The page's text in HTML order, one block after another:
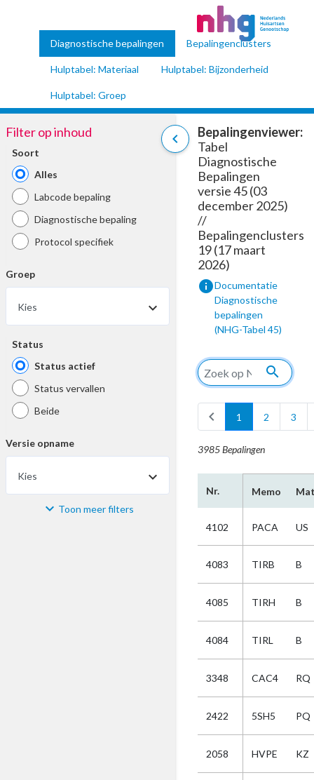
Diagnostische bepalingen Bepalingenclusters
Hulptabel: Materiaal Hulptabel: Bijzonderheid
Hulptabel: Groep
chevron_left
Filter op inhoud
Soort
Alles
Labcode bepaling
Diagnostische bepaling
Protocol specifiek
Groep
Kies
Status
Status actief
Status vervallen
Beide
Versie opname
Kies
Materiaal Toon meer filters
Bepalingenviewer:
Tabel
Diagnostische
Bepalingen
versie 45 (03
december 2025)
//
Bepalingenclusters
19 (17 maart
2026)
infoDocumentatie
Diagnostische
bepalingen
(NHG-Tabel 45)
search
chevron_left 1 2 3
3985 Bepalingen
Nr. Memo
4102 PACA US
4083 TIRB B
4085 TIRH B
4084 TIRL B
3348 CAC4 RQ
2422 5SH5 PQ
2058 HVPE KZ